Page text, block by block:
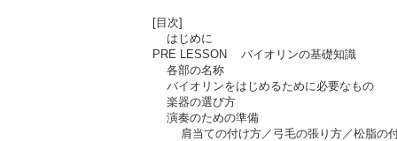
[目次]
はじめに
PRE LESSON バイオリンの基礎知識
各部の名称
バイオリンをはじめるために必要なもの
楽器の選び方
演奏のための準備
肩当ての付け方／弓毛の張り方／松脂の